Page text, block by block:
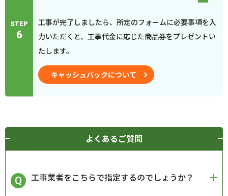
STEP
6
工事が完了しましたら、所定のフォームに必要事項を入
力いただくと、工事代金に応じた商品券をプレゼントい
たします。
キャッシュバックについて
よくあるご質問
工事業者をこちらで指定するのでしょうか？